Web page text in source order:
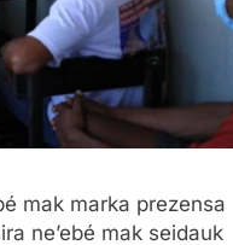
mak marka prezensa
ne’ebé mak seidauk